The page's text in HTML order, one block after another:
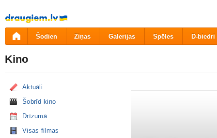
Pāriet
uz
saturu
Šodien Ziņas Galerijas Spēles D-biedri
Kino
Aktuāli
Šobrīd kino
Drīzumā
Visas filmas